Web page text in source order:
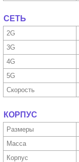
СЕТЬ
2G
3G
4G
5G
Скорость
КОРПУС
Размеры
Масса
Корпус